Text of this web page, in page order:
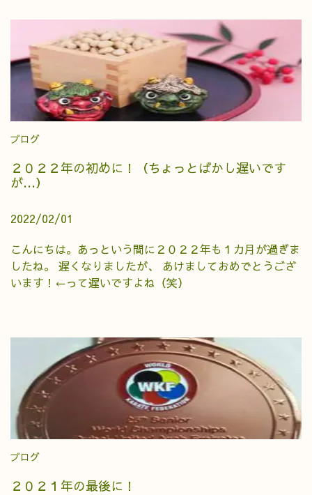
ブログ
２０２２年の初めに！（ちょっとばかし遅いです
が…）
2022/02/01
こんにちは。あっという間に２０２２年も１カ月が過ぎま
したね。 遅くなりましたが、 あけましておめでとうござ
います！←って遅いですよね（笑）
ブログ
２０２１年の最後に！